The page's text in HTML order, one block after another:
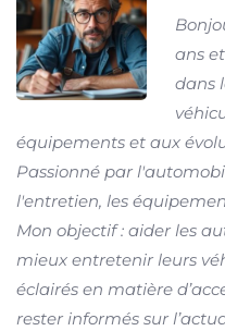
ans
dans
équipements et aux
Passionné par
l'entretien, les
Mon objectif : aider les
mieux entretenir leurs
éclairés en matière
rester informés sur